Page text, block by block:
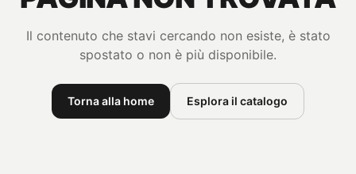
Il contenuto che stavi cercando non esiste, è stato
spostato o non è più disponibile.
Torna alla home Esplora il catalogo